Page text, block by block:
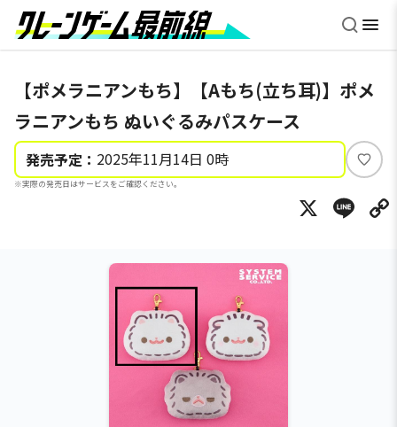
【ポメラニアンもち】【Aもち(立ち耳)】ポメ
ラニアンもち ぬいぐるみパスケース
発売予定： 2025年11月14日 0時
※実際の発売日はサービスをご確認ください。
い
ね
X